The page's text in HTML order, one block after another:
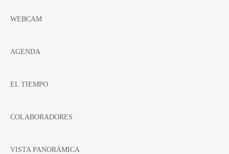
WEBCAM
AGENDA
EL TIEMPO
COLABORADORES
VISTA PANORÁMICA